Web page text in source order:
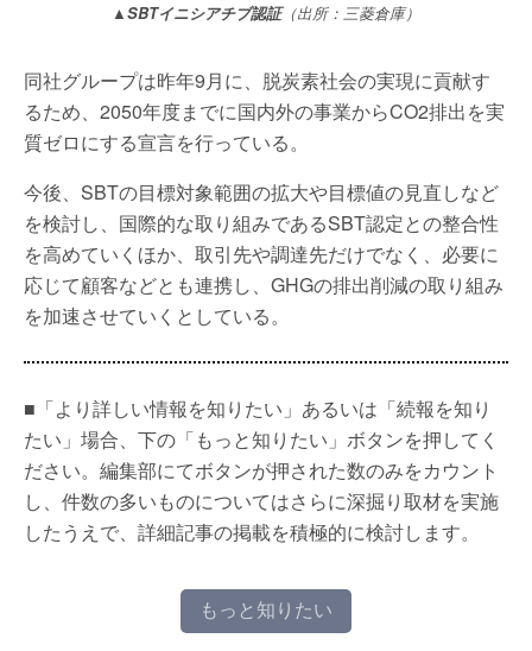
▲SBTイニシアチブ認証（出所：三菱倉庫）
同社グループは昨年9月に、脱炭素社会の実現に貢献す
るため、2050年度までに国内外の事業からCO2排出を実
質ゼロにする宣言を行っている。
今後、SBTの目標対象範囲の拡大や目標値の見直しなど
を検討し、国際的な取り組みであるSBT認定との整合性
を高めていくほか、取引先や調達先だけでなく、必要に
応じて顧客などとも連携し、GHGの排出削減の取り組み
を加速させていくとしている。
■「より詳しい情報を知りたい」あるいは「続報を知り
たい」場合、下の「もっと知りたい」ボタンを押してく
ださい。編集部にてボタンが押された数のみをカウント
し、件数の多いものについてはさらに深掘り取材を実施
したうえで、詳細記事の掲載を積極的に検討します。
もっと知りたい